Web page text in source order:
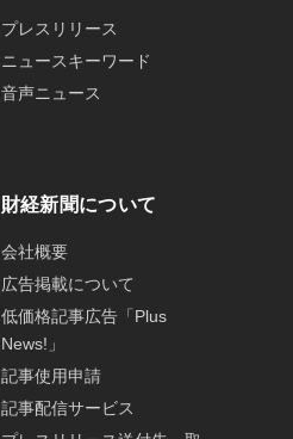
プレスリリース
ニュースキーワード
音声ニュース
財経新聞について
会社概要
広告掲載について
低価格記事広告「Plus
News!」
記事使用申請
記事配信サービス